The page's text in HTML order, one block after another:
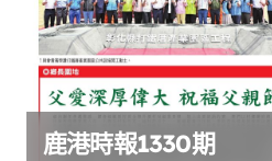
鹿港時報1330期